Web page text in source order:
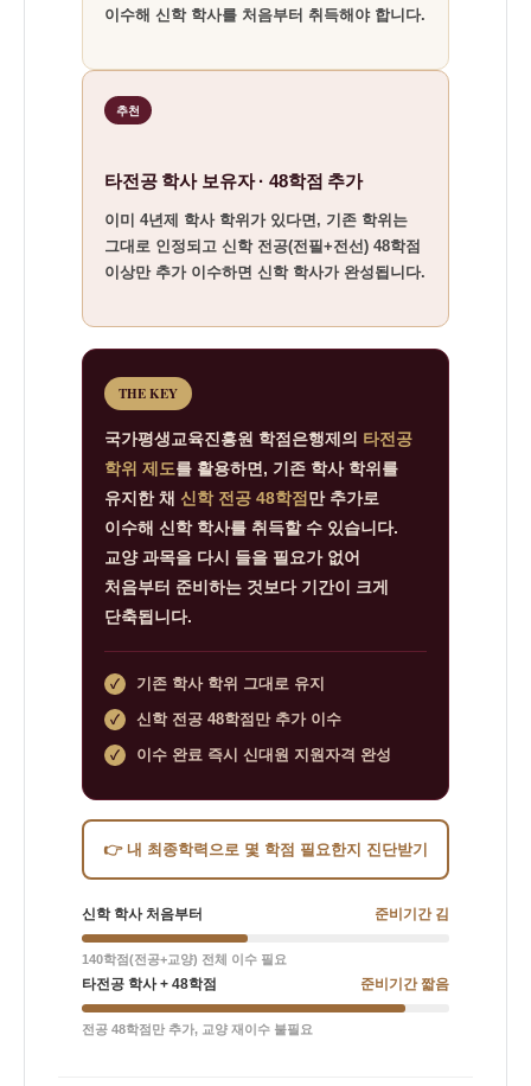
이수해 신학 학사를 처음부터 취득해야 합니다.
추천
타전공 학사 보유자 · 48학점 추가
이미 4년제 학사 학위가 있다면, 기존 학위는
그대로 인정되고 신학 전공(전필+전선) 48학점
이상만 추가 이수하면 신학 학사가 완성됩니다.
THE KEY
국가평생교육진흥원 학점은행제의 타전공
학위 제도를 활용하면, 기존 학사 학위를
유지한 채 신학 전공 48학점 만 추가로
이수해 신학 학사를 취득할 수 있습니다.
교양 과목을 다시 들을 필요가 없어
처음부터 준비하는 것보다 기간이 크게
단축됩니다.
✓ 기존 학사 학위 그대로 유지
✓ 신학 전공 48학점만 추가 이수
✓ 이수 완료 즉시 신대원 지원자격 완성
👉 내 최종학력으로 몇 학점 필요한지 진단받기
신학 학사 처음부터 준비기간 김
140학점(전공+교양) 전체 이수 필요
타전공 학사 + 48학점 준비기간 짧음
전공 48학점만 추가, 교양 재이수 불필요